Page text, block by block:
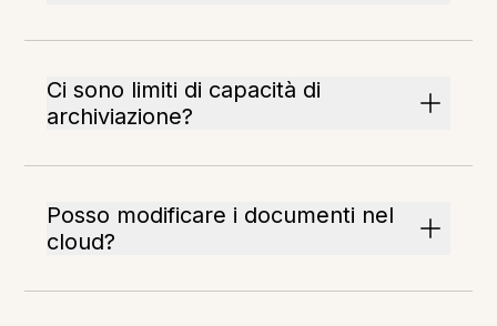
Ci sono limiti di capacità di
archiviazione?
Posso modificare i documenti nel
cloud?